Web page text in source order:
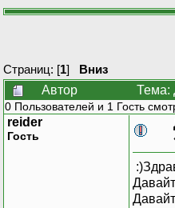
Страниц: [1] Вниз
Автор
Тема:
0 Пользователей и 1 Гость
reider
Гость